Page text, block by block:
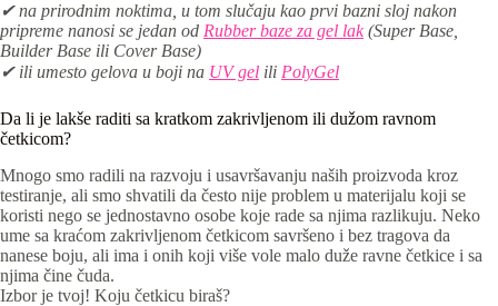
✔ na prirodnim noktima, u tom slučaju kao prvi bazni sloj nakon
pripreme nanosi se jedan od Rubber baze za gel lak(Super Base,
Builder Base ili Cover Base)
✔ ili umesto gelova u boji na UV gel ili PolyGel
Da li je lakše raditi sa kratkom zakrivljenom ili dužom ravnom
četkicom?
Mnogo smo radili na razvoju i usavršavanju naših proizvoda kroz
testiranje, ali smo shvatili da često nije problem u materijalu koji se
koristi nego se jednostavno osobe koje rade sa njima razlikuju. Neko
ume sa kraćom zakrivljenom četkicom savršeno i bez tragova da
nanese boju, ali ima i onih koji više vole malo duže ravne četkice i sa
njima čine čuda.
Izbor je tvoj! Koju četkicu biraš?